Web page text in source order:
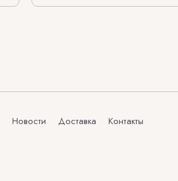
Новости Доставка Контакты